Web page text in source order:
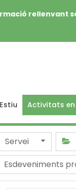
rellenvant
Activitats en
Servei
Esdeveniments